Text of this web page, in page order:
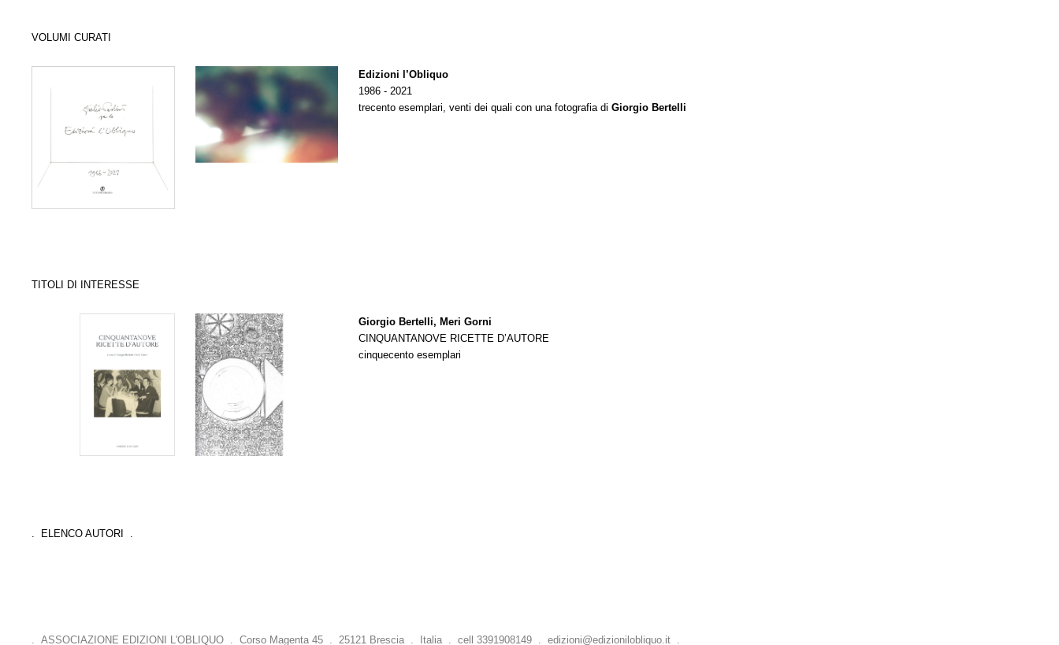
VOLUMI CURATI
Edizioni l’Obliquo
1986 - 2021
trecento esemplari, venti dei quali con una fotografia di Giorgio Bertelli
TITOLI DI INTERESSE
Giorgio Bertelli, Meri Gorni
CINQUANTANOVE RICETTE D’AUTORE
cinquecento esemplari
. ELENCO AUTORI .
. ASSOCIAZIONE EDIZIONI L'OBLIQUO . Corso Magenta 45 . 25121 Brescia . Italia . cell 3391908149 .edizioni@edizionilobliquo.it .